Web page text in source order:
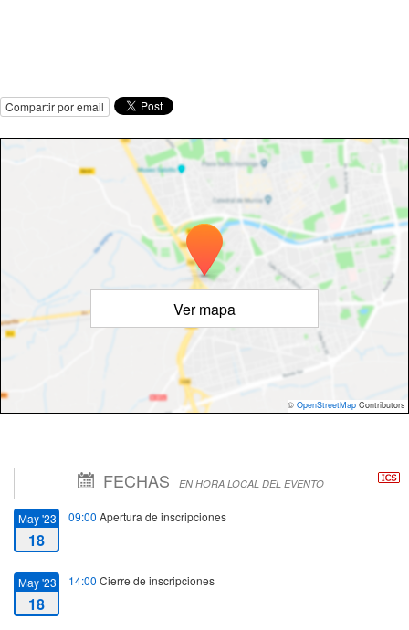
Compartir por email
Ver mapa
© OpenStreetMap Contributors
FECHAS EN HORA LOCAL DEL EVENTO
May '23
18
09:00 Apertura de inscripciones
May '23
18
14:00 Cierre de inscripciones